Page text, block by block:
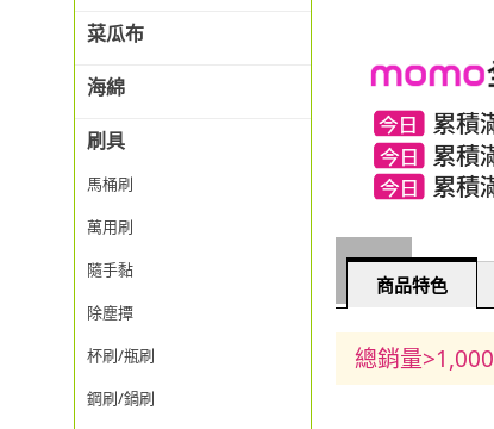
菜瓜布
海綿
刷具
馬桶刷
萬用刷
隨手黏
除塵撢
杯刷/瓶刷
鋼刷/鍋刷
商品特色
總銷量>1,000